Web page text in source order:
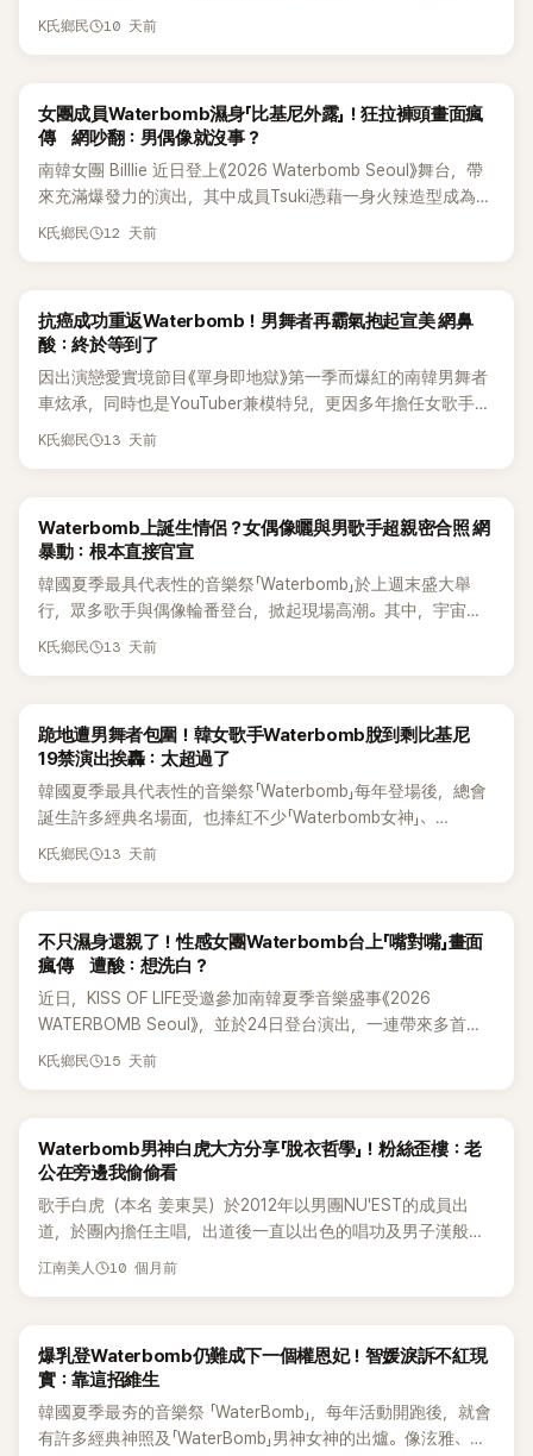
卻意外掀起兩極反應，不少粉絲擔心她沒有個人代表作，紛紛
K氏鄉民 10 天前
女團成員Waterbomb濕身「比基尼外露」！狂拉褲頭畫面瘋
傳 網吵翻：男偶像就沒事？
南韓女團 Billlie 近日登上《2026 Waterbomb Seoul》舞台，帶
來充滿爆發力的演出，其中成員Tsuki憑藉一身火辣造型成為全
場焦點，不過也因此意外掀起網友熱議。
K氏鄉民 12 天前
抗癌成功重返Waterbomb！男舞者再霸氣抱起宣美 網鼻
酸：終於等到了
因出演戀愛實境節目《單身即地獄》第一季而爆紅的南韓男舞者
車炫承，同時也是YouTuber兼模特兒，更因多年擔任女歌手宣
美的御用舞伴，被封為「舞台男神」。未料，去年他竟爆出確診
潮，也讓粉絲直呼「看到他健康回歸真的好感動」。
K氏鄉民 13 天前
Waterbomb上誕生情侶？女偶像曬與男歌手超親密合照 網
暴動：根本直接官宣
韓國夏季最具代表性的音樂祭「Waterbomb」於上週末盛大舉
行，眾多歌手與偶像輪番登台，掀起現場高潮。其中，宇宙少
女成員多榮與大她12歲的歌手朴載範，因一系列親密互動畫面
K氏鄉民 13 天前
跪地遭男舞者包圍！韓女歌手Waterbomb脫到剩比基尼
19禁演出挨轟：太超過了
韓國夏季最具代表性的音樂祭「Waterbomb」每年登場後，總會
誕生許多經典名場面，也捧紅不少「Waterbomb女神」、
「Waterbomb男神」。包括泫雅、宣美、請夏、BLACKPINK成
人大讚這才是Waterbomb該有的性感魅力，也有人認為尺度過
於露骨，直呼「已經超過界線」。
K氏鄉民 13 天前
不只濕身還親了！性感女團Waterbomb台上「嘴對嘴」畫面
瘋傳 遭酸：想洗白？
近日，KISS OF LIFE受邀參加南韓夏季音樂盛事《2026
WATERBOMB Seoul》，並於24日登台演出，一連帶來多首代
表作，火辣舞台再度成為全場焦點。不過，成員 Natty 與 Belle
K氏鄉民 15 天前
Waterbomb男神白虎大方分享「脫衣哲學」！粉絲歪樓：老
公在旁邊我偷偷看
歌手白虎（本名 姜東昊）於2012年以男團NU'EST的成員出
道，於團內擔任主唱，出道後一直以出色的唱功及男子漢般的
外形與性格受到觀眾喜愛。2024 年首次登上夏季音樂祭
超爆笑留言：「老公在旁邊，我偷偷看！」全場直接笑翻。 7日播
出的節目中，主持人李尚敏一開口就誇：「Waterbomb女神是
權恩妃，那男神當然是白虎啊！」他笑問：「最近應該真的有感
受到人氣飆升吧？」 白虎則謙虛回應：「差不多天氣變熱的時
江南美人 10 個月前
爆乳登Waterbomb仍難成下一個權恩妃！智媛淚訴不紅現
實：靠這招維生
韓國夏季最夯的音樂祭 「WaterBomb」，每年活動開跑後，就會
有許多經典神照及「WaterBomb」男神女神的出爐。像泫雅、宣